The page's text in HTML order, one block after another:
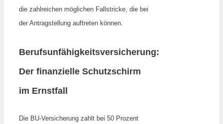
die zahlreichen möglichen Fallstricke, die bei
der Antragstellung auftreten können.
Berufsunfähigkeitsversicherung:
Der finanzielle Schutzschirm
im Ernstfall
Die BU-Versicherung zahlt bei 50 Prozent